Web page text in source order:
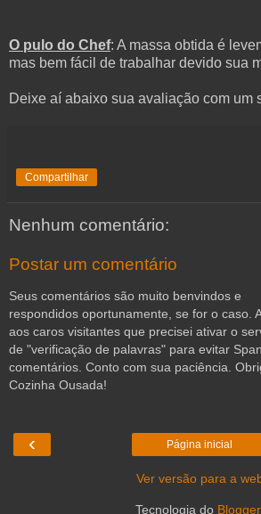
O pulo do Chef: A massa obtida é
mas bem fácil de trabalhar devido sua
Deixe aí abaixo sua avaliação com um
Compartilhar
Nenhum comentário:
Postar um comentário
Seus comentários são muito benvindos e
respondidos oportunamente, se for o caso.
aos caros visitantes que precisei ativar o
de "verificação de palavras" para evitar
comentários. Conto com sua paciência.
Cozinha Ousada!
‹ Página inicial
Ver versão para a
Tecnologia do Blogger